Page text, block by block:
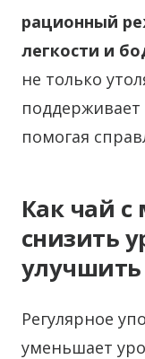
рационный
легкости и
не только
помогая
Как чай с
снизить
улучшить
Регулярное
уменьшает